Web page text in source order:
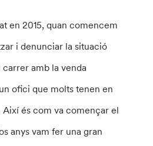
en 2015, quan comencem
i denunciar la situació
amb la venda
ofici que molts tenen en
Així és com va començar el
anys vam fer una gran